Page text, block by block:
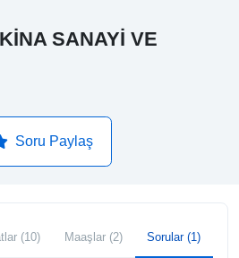
SANAYİ VE
Soru Paylaş
(10) Maaşlar (2) Sorular (1)